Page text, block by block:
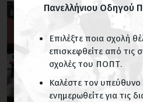
Πανελλήνιου Οδηγού
Επιλέξτε ποια σχολή
επισκεφθείτε από τις
σχολές του ΠΟΠΤ.
Καλέστε τον υπεύθυνο
ενημερωθείτε για τις